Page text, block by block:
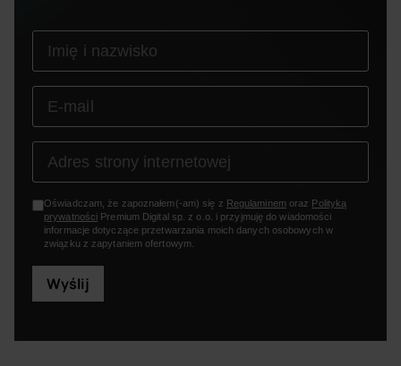
Oświadczam, że zapoznałem(-am) się z Regulaminemoraz Polityką
prywatności Premium Digital sp. z o.o. i przyjmuję do wiadomości
informacje dotyczące przetwarzania moich danych osobowych w
związku z zapytaniem ofertowym.
Wyślij